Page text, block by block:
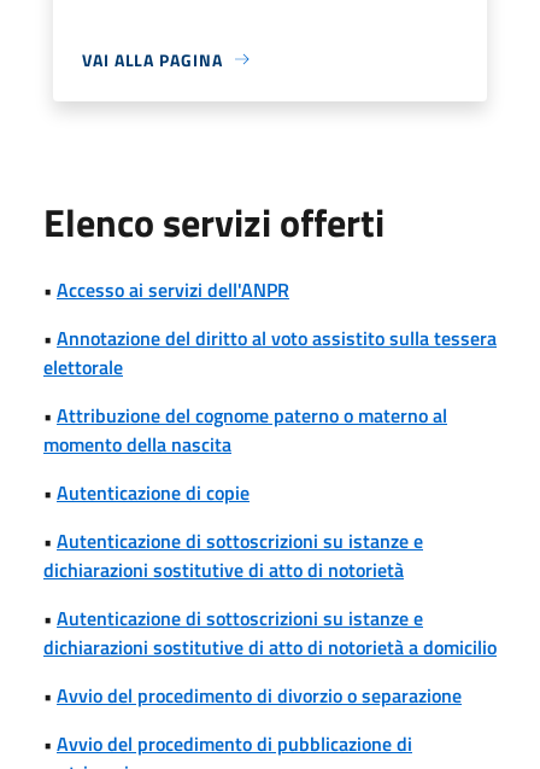
VAI ALLA PAGINA
Elenco servizi offerti
• Accesso ai servizi dell'ANPR
• Annotazione del diritto al voto assistito sulla tessera
elettorale
• Attribuzione del cognome paterno o materno al
momento della nascita
• Autenticazione di copie
• Autenticazione di sottoscrizioni su istanze e
dichiarazioni sostitutive di atto di notorietà
• Autenticazione di sottoscrizioni su istanze e
dichiarazioni sostitutive di atto di notorietà a domicilio
• Avvio del procedimento di divorzio o separazione
• Avvio del procedimento di pubblicazione di